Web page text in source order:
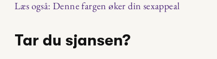
Læs også: Denne fargen øker din sexappeal
Tar du sjansen?